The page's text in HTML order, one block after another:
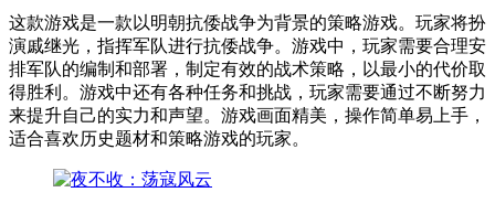
这款游戏是一款以明朝抗倭战争为背景的策略游戏。玩家将扮
演戚继光，指挥军队进行抗倭战争。游戏中，玩家需要合理安
排军队的编制和部署，制定有效的战术策略，以最小的代价取
得胜利。游戏中还有各种任务和挑战，玩家需要通过不断努力
来提升自己的实力和声望。游戏画面精美，操作简单易上手，
适合喜欢历史题材和策略游戏的玩家。